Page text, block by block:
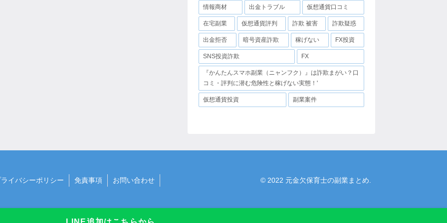
情報商材 出金トラブル 仮想通貨口コミ
在宅副業 仮想通貨評判 詐欺 被害 詐欺疑惑
出金拒否 暗号資産詐欺 稼げない FX投資
SNS投資詐欺 FX
『かんたんスマホ副業（ニャンフク）』は詐欺まがい？口
コミ・評判に潜む危険性と稼げない実態！'
仮想通貨投資 副業案件
ライバシーポリシー 免責事項 お問い合わせ © 2022 元金欠保育士の副業まとめ.